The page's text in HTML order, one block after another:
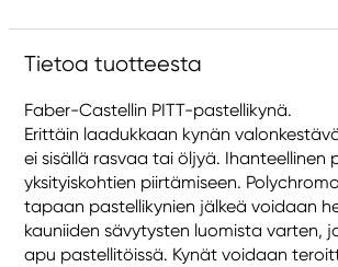
Tietoa tuotteesta
Faber-Castellin PITT-pastellikynä.
Erittäin laadukkaan kynän
ei sisällä rasvaa tai öljyä. Ihanteellinen
yksityiskohtien piirtämiseen.
tapaan pastellikynien jälkeä voidaan
kauniiden sävytysten luomista varten,
apu pastellitöissä. Kynät voidaan